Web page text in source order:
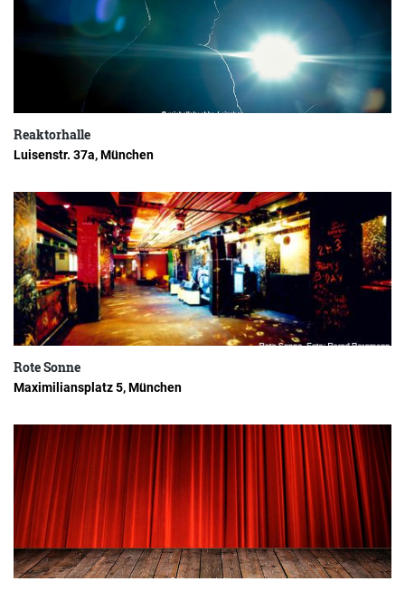
Reaktorhalle
Luisenstr. 37a, München
Rote Sonne
Maximiliansplatz 5, München